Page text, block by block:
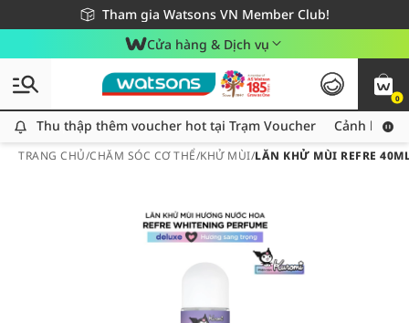
Tham gia Watsons VN Member Club!
Miễn phí giao hàng cho đơn hàng từ 249,000Đ
Giao hàng nhanh 24h - Áp dụng khu vực TP. Hồ Chí Minh
Cửa hàng & Dịch vụ
0
Thu thập thêm voucher hot tại Trạm Voucher
Thu thập thêm voucher hot tại Trạm Voucher Cảnh báo
TRANG CHỦ/CHĂM SÓC CƠ THỂ/KHỬ MÙI/LĂN KHỬ MÙI REFRE